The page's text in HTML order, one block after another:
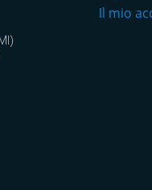
Il mio